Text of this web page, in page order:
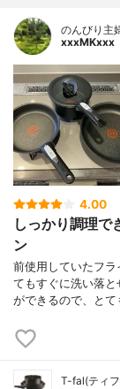
のんびり主
xxxMKxxx
4.00
しっかり調理で
ン
前使用していたフ
てもすぐに洗い落
ができるので、と
T-fal(ティ